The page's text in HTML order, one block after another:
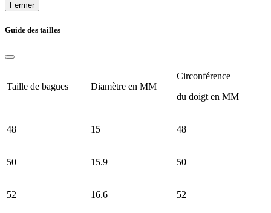
Fermer
Guide des tailles
Taille de bagues Diamètre en MM
Circonférence
du doigt en MM
48 15 48
50 15.9 50
52 16.6 52